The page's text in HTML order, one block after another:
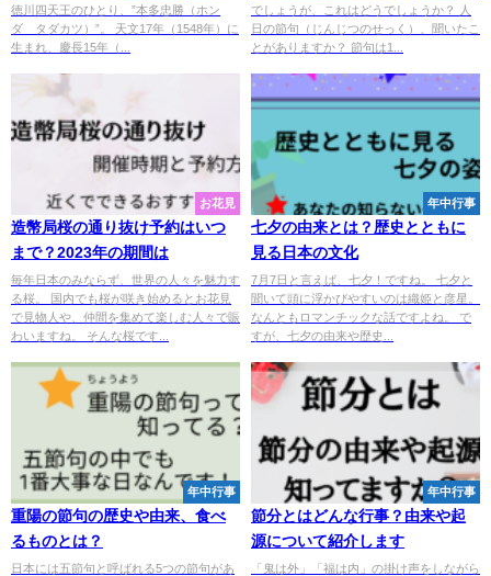
徳川四天王のひとり、”本多忠勝（ホン
ダ タダカツ）”。 天文17年（1548年）に
生まれ、慶長15年（...
でしょうが、これはどうでしょうか？ 人
日の節句（じんじつのせっく）、聞いたこ
とがありますか？ 節句は1...
お花見
造幣局桜の通り抜け予約はいつ
まで？2023年の期間は
毎年日本のみならず、世界の人々を魅力す
る桜。 国内でも桜が咲き始めるとお花見
で見物人や、仲間を集めて楽しむ人々で賑
わいますね。 そんな桜です...
年中行事
七夕の由来とは？歴史とともに
見る日本の文化
7月7日と言えば、七夕！ですね。 七夕と
聞いて頭に浮かびやすいのは織姫と彦星。
なんともロマンチックな話ですよね。 で
すが、七夕の由来や歴史...
年中行事
重陽の節句の歴史や由来、食べ
るものとは？
日本には五節句と呼ばれる5つの節句があ
年中行事
節分とはどんな行事？由来や起
源について紹介します
「鬼は外」「福は内」の掛け声をしながら